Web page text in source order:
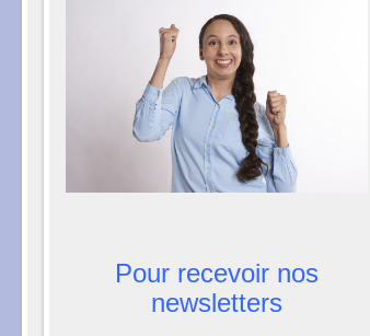
Pour recevoir nos
newsletters